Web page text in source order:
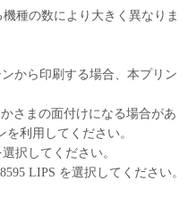
ウェア」を使用することはで
する目的のために、「キヤノ
る複数のコンピューター（以
トウェア」を使用（本契約書
の記憶媒体上にインストール
種の数により大きく異なりま
から印刷する場合、本プリン
さまの面付けになる場合があ
利用してください。
択してください。
LIPS を選択してください。